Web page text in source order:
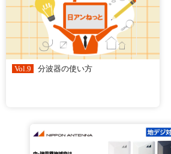
Vol.9 分波器の使い方